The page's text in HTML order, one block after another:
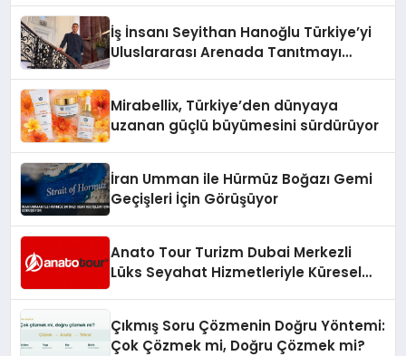
İş İnsanı Seyithan Hanoğlu Türkiye’yi
Uluslararası Arenada Tanıtmayı
Mirabellix, Türkiye’den dünyaya
uzanan güçlü büyümesini sürdürüyor
İran Umman ile Hürmüz Boğazı Gemi
Geçişleri İçin Görüşüyor
Anato Tour Turizm Dubai Merkezli
Lüks Seyahat Hizmetleriyle Küresel
Çıkmış Soru Çözmenin Doğru Yöntemi:
Çok Çözmek mi, Doğru Çözmek mi?